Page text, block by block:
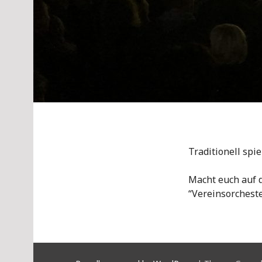
Traditionell
Macht euch auf